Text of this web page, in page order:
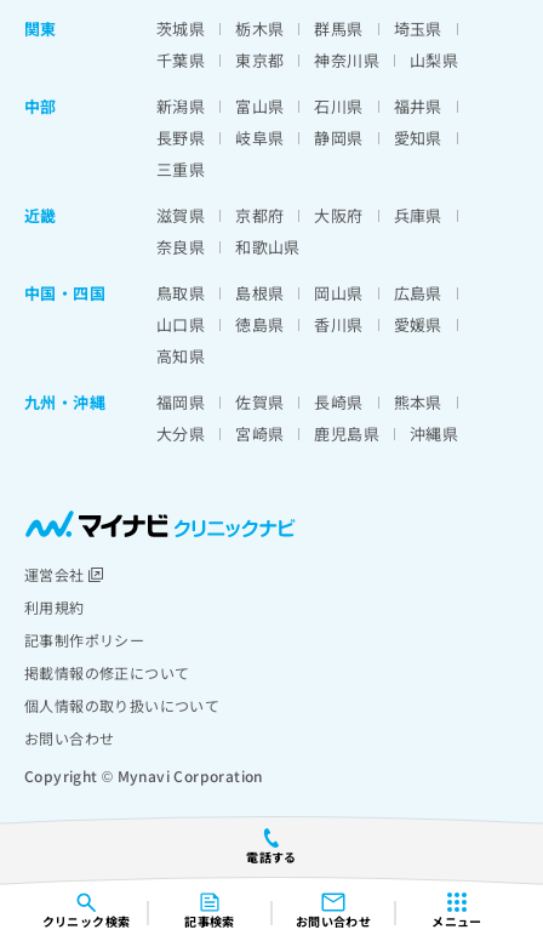
クリニック検索 記事検索 お問い合わせ メニュー
電話する
関東
茨城県 栃木県 群馬県
埼玉県
千葉県
東京都 神奈川県
山梨県
中部
新潟県 富山県 石川県
福井県
長野県
岐阜県 静岡県
愛知県
三重県
近畿
滋賀県 京都府 大阪府
兵庫県
奈良県
和歌山県
中国・四国
鳥取県 島根県 岡山県
広島県
山口県
徳島県 香川県
愛媛県
高知県
九州・沖縄
福岡県 佐賀県 長崎県
熊本県
大分県
宮崎県 鹿児島県 沖縄県
運営会社
利用規約
記事制作ポリシー
掲載情報の修正について
個人情報の取り扱いについて
お問い合わせ
Copyright © Mynavi Corporation